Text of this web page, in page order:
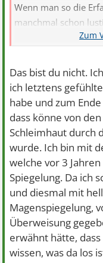
Wenn man so die
manchmal schon
Dachte, ich bin der
Das bist du nicht.
ich letztens
habe und zum
dass könne von
Schleimhaut durch
wurde. Ich bin mit
welche vor 3
Spiegelung. Da ich
und diesmal mit
Magenspiegelung,
Überweisung
erwähnt hätte,
wissen, was da los